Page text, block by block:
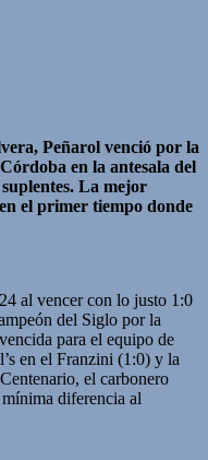
Peñarol venció por la
en la antesala del
La mejor
el primer tiempo donde
al vencer con lo justo 1:0
del Siglo por la
para el equipo de
en el Franzini (1:0) y la
el carbonero
diferencia al